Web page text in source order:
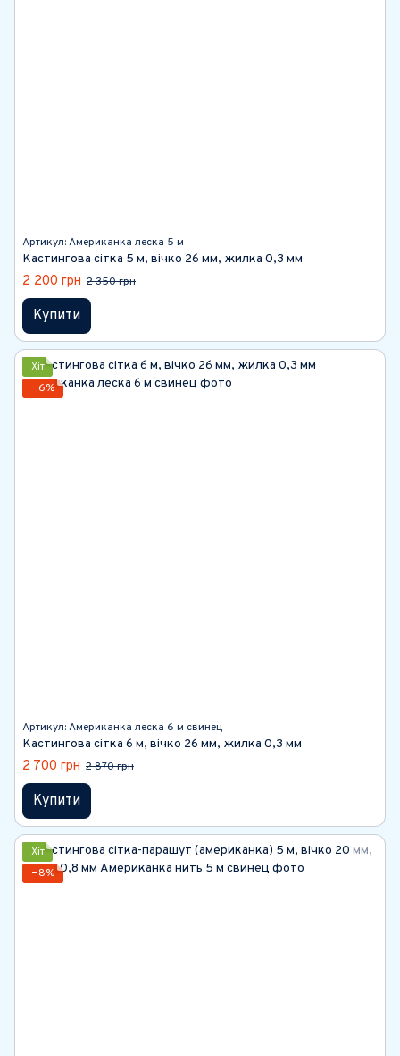
Артикул: Американка леска 5 м
Кастингова сітка 5 м, вічко 26 мм, жилка 0,3 мм
2 200 грн 2 350 грн
Купити
Хіт
−6%
Артикул: Американка леска 6 м свинец
Кастингова сітка 6 м, вічко 26 мм, жилка 0,3 мм
2 700 грн 2 870 грн
Купити
Хіт
−8%